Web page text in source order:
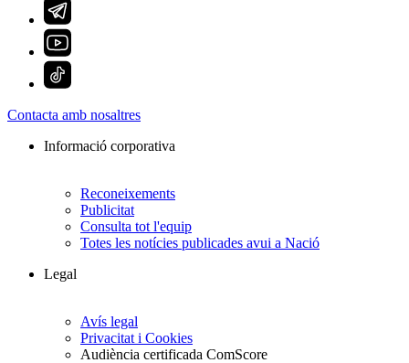
Contacta amb nosaltres
Informació corporativa
Reconeixements
Publicitat
Consulta tot l'equip
Totes les notícies publicades avui a Nació
Legal
Avís legal
Privacitat i Cookies
Audiència certificada ComScore